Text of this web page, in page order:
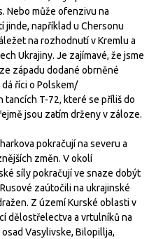
Nebo může ofenzivu na
jinde, například u Chersonu
na rozhodnutí v Kremlu a
Ukrajiny. Je zajímavé, že jsme
západu dodané obrněné
říci o Polskem/
tancích T-72, které se příliš do
jsou zatím drženy v záloze.
pokračují na severu a
změn. V okolí
síly pokračují ve snaze dobýt
zaútočili na ukrajinské
Z území Kurské oblasti v
dělostřelectva a vrtulníků na
Vasylivske, Bilopillja,